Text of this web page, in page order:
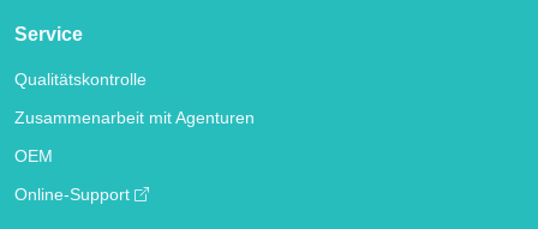
Service
Qualitätskontrolle
Zusammenarbeit mit Agenturen
OEM
Online-Support